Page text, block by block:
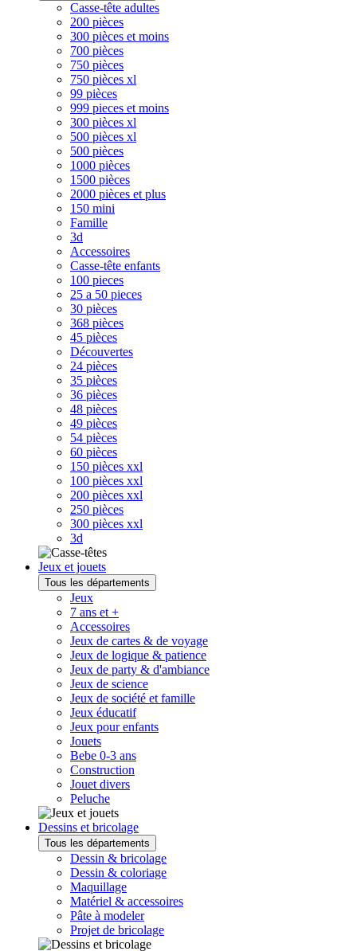
Casse-tête adultes
200 pièces
300 pièces et moins
700 pièces
750 pièces
750 pièces xl
99 pièces
999 pieces et moins
300 pièces xl
500 pièces xl
500 pièces
1000 pièces
1500 pièces
2000 pièces et plus
150 mini
Famille
3d
Accessoires
Casse-tête enfants
100 pieces
25 a 50 pieces
30 pièces
368 pièces
45 pièces
Découvertes
24 pièces
35 pièces
36 pièces
48 pièces
49 pièces
54 pièces
60 pièces
150 pièces xxl
100 pièces xxl
200 pièces xxl
250 pièces
300 pièces xxl
3d
Jeux et jouets
Tous les départements
Jeux
7 ans et +
Accessoires
Jeux de cartes & de voyage
Jeux de logique & patience
Jeux de party & d'ambiance
Jeux de science
Jeux de société et famille
Jeux éducatif
Jeux pour enfants
Jouets
Bebe 0-3 ans
Construction
Jouet divers
Peluche
Dessins et bricolage
Tous les départements
Dessin & bricolage
Dessin & coloriage
Maquillage
Matériel & accessoires
Pâte à modeler
Projet de bricolage